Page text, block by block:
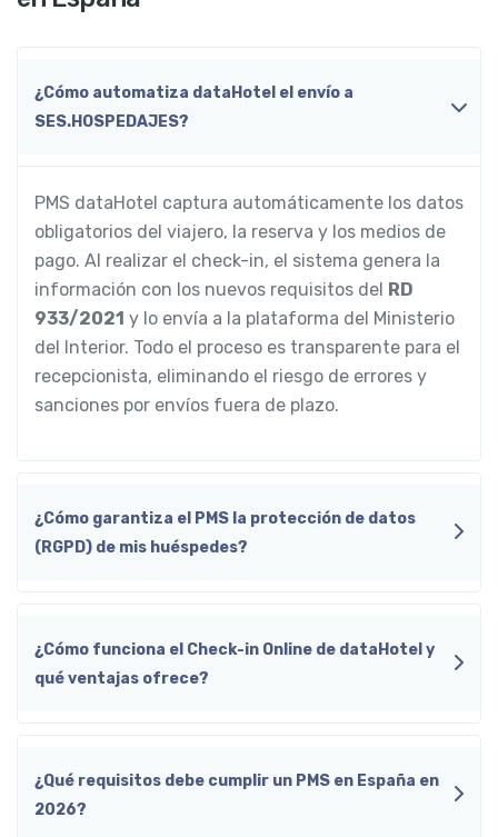
¿Cómo automatiza dataHotel el envío a
SES.HOSPEDAJES?
PMS dataHotel captura automáticamente los datos
obligatorios del viajero, la reserva y los medios de
pago. Al realizar el check-in, el sistema genera la
información con los nuevos requisitos del RD
933/2021 y lo envía a la plataforma del Ministerio
del Interior. Todo el proceso es transparente para el
recepcionista, eliminando el riesgo de errores y
sanciones por envíos fuera de plazo.
¿Cómo garantiza el PMS la protección de datos
(RGPD) de mis huéspedes?
¿Cómo funciona el Check-in Online de dataHotel y
qué ventajas ofrece?
¿Qué requisitos debe cumplir un PMS en España en
2026?